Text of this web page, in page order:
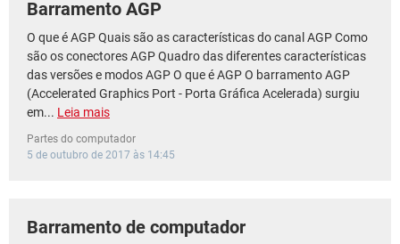
Barramento AGP
O que é AGP Quais são as características do canal AGP Como
são os conectores AGP Quadro das diferentes características
das versões e modos AGP O que é AGP O barramento AGP
(Accelerated Graphics Port - Porta Gráfica Acelerada) surgiu
em... Leia mais
Partes do computador
5 de outubro de 2017 às 14:45
Barramento de computador